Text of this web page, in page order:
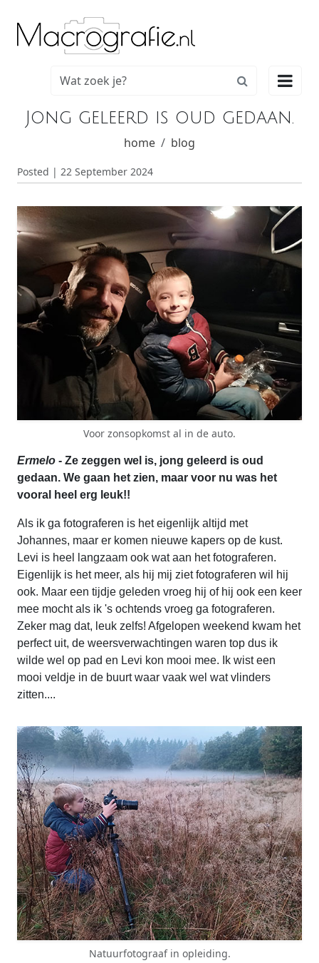

Jong geleerd is oud gedaan.
home blog
Posted | 22 September 2024
Voor zonsopkomst al in de auto.
Ermelo - Ze zeggen wel is, jong geleerd is oud
gedaan. We gaan het zien, maar voor nu was het
vooral heel erg leuk!!
Als ik ga fotograferen is het eigenlijk altijd met
Johannes, maar er komen nieuwe kapers op de kust.
Levi is heel langzaam ook wat aan het fotograferen.
Eigenlijk is het meer, als hij mij ziet fotograferen wil hij
ook. Maar een tijdje geleden vroeg hij of hij ook een keer
mee mocht als ik 's ochtends vroeg ga fotograferen.
Zeker mag dat, leuk zelfs! Afgelopen weekend kwam het
perfect uit, de weersverwachtingen waren top dus ik
wilde wel op pad en Levi kon mooi mee. Ik wist een
mooi veldje in de buurt waar vaak wel wat vlinders
zitten....
Natuurfotograaf in opleiding.